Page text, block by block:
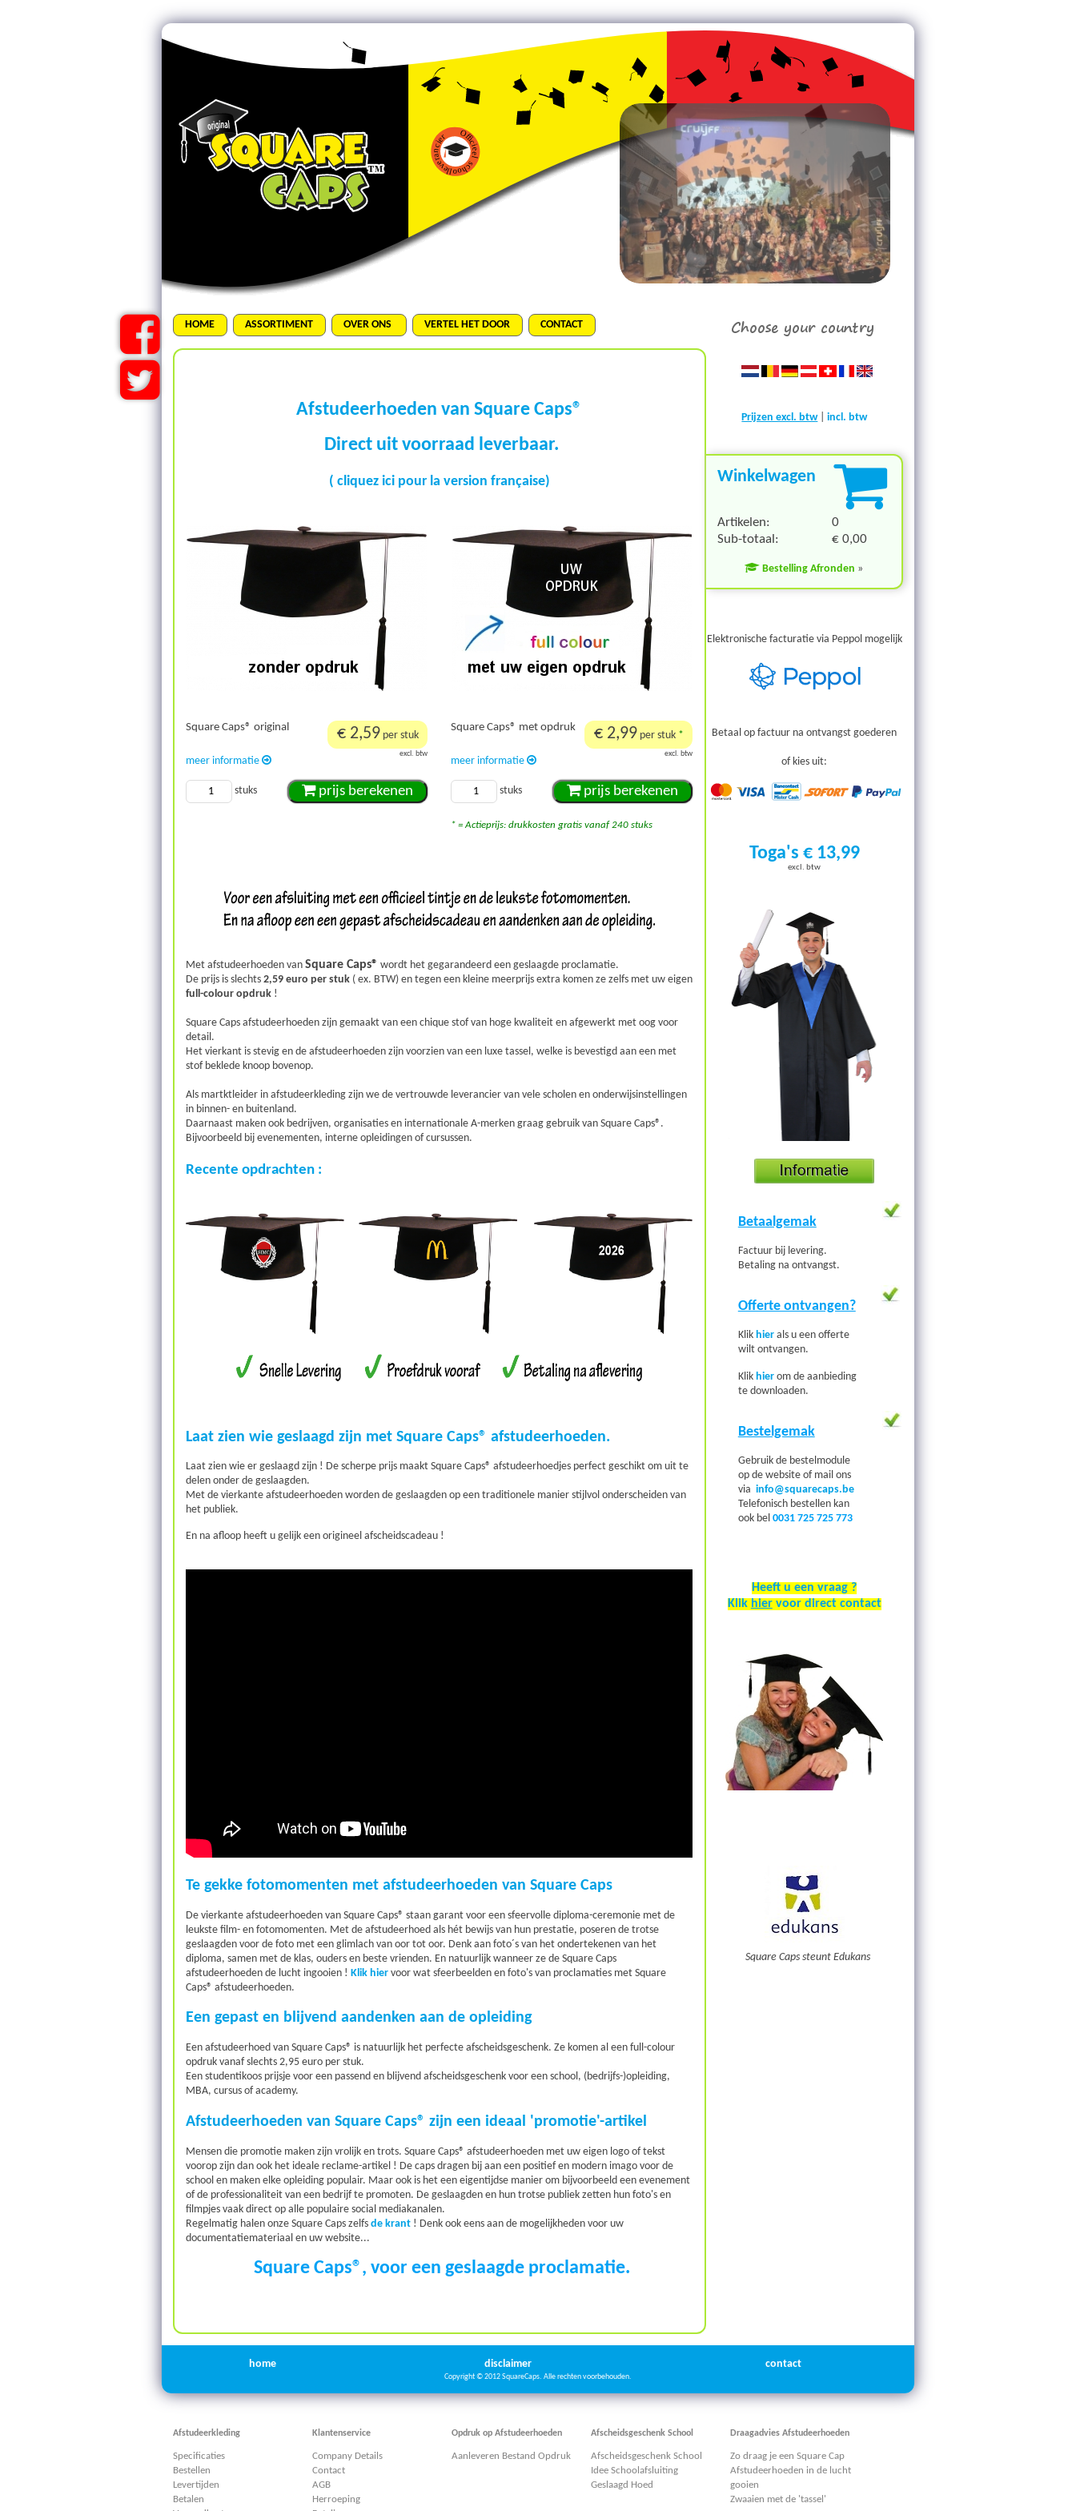
HOME ASSORTIMENT OVER ONS VERTEL HET DOOR CONTACT
Afstudeerhoeden van Square Caps®
Direct uit voorraad leverbaar.
( cliquez ici pour la version française)
Square Caps® original € 2,59 per stuk
excl. btw
meer informatie
stuks prijs berekenen
Square Caps® met opdruk € 2,99 per stuk *
excl. btw
meer informatie
stuks prijs berekenen
* = Actieprijs: drukkosten gratis vanaf 240 stuks
Met afstudeerhoeden vanSquare Caps® wordt het gegarandeerd een geslaagde proclamatie.
De prijs is slechts2,59 euro per stuk ( ex. BTW) en tegen een kleine meerprijs extra komen ze zelfs met uw eigen
full-colour opdruk !
Square Caps afstudeerhoeden zijn gemaakt van een chique stof van hoge kwaliteit en afgewerkt met oog voor
detail.
Het vierkant is stevig en de afstudeerhoeden zijn voorzien van een luxe tassel, welke is bevestigd aan een met
stof beklede knoop bovenop.
Als martktleider in afstudeerkleding zijn we de vertrouwde leverancier van vele scholen en onderwijsinstellingen
in binnen- en buitenland.
Daarnaast maken ook bedrijven, organisaties en internationale A-merken graag gebruik van Square Caps®.
Bijvoorbeeld bij evenementen, interne opleidingen of cursussen.
Recente opdrachten :
Laat zien wie geslaagd zijn met Square Caps® afstudeerhoeden.
Laat zien wie er geslaagd zijn ! De scherpe prijs maakt Square Caps® afstudeerhoedjes perfect geschikt om uit te
delen onder de geslaagden.
Met de vierkante afstudeerhoeden worden de geslaagden op een traditionele manier stijlvol onderscheiden van
het publiek.
En na afloop heeft u gelijk een origineel afscheidscadeau !
Te gekke fotomomenten met afstudeerhoeden van Square Caps
De vierkante afstudeerhoeden van Square Caps® staan garant voor een sfeervolle diploma-ceremonie met de
leukste film- en fotomomenten. Met de afstudeerhoed als hét bewijs van hun prestatie, poseren de trotse
geslaagden voor de foto met een glimlach van oor tot oor. Denk aan foto´s van het ondertekenen van het
diploma, samen met de klas, ouders en beste vrienden. En natuurlijk wanneer ze de Square Caps
afstudeerhoeden de lucht ingooien !Klik hier voor wat sfeerbeelden en foto's van proclamaties met Square
Caps® afstudeerhoeden.
Een gepast en blijvend aandenken aan de opleiding
Een afstudeerhoed van Square Caps® is natuurlijk het perfecte afscheidsgeschenk. Ze komen al een full-colour
opdruk vanaf slechts 2,95 euro per stuk.
Een studentikoos prijsje voor een passend en blijvend afscheidsgeschenk voor een school, (bedrijfs-)opleiding,
MBA, cursus of academy.
Afstudeerhoeden van Square Caps® zijn een ideaal 'promotie'-artikel
Mensen die promotie maken zijn vrolijk en trots. Square Caps® afstudeerhoeden met uw eigen logo of tekst
voorop zijn dan ook het ideale reclame-artikel ! De caps dragen bij aan een positief en modern imago voor de
school en maken elke opleiding populair. Maar ook is het een eigentijdse manier om bijvoorbeeld een evenement
of de professionaliteit van een bedrijf te promoten. De geslaagden en hun trotse publiek zetten hun foto's en
filmpjes vaak direct op alle populaire social mediakanalen.
Regelmatig halen onze Square Caps zelfsde krant ! Denk ook eens aan de mogelijkheden voor uw
documentatiemateriaal en uw website...
Square Caps®, voor een geslaagde proclamatie.
Prijzen excl. btw|incl. btw
Winkelwagen
Artikelen:
0
Sub-totaal:
€ 0,00
Bestelling Afronden »
Elektronische facturatie via Peppol mogelijk
Betaal op factuur na ontvangst goederen
of kies uit:
Toga's € 13,99
excl. btw
Betaalgemak
Factuur bij levering.
Betaling na ontvangst.
Offerte ontvangen?
Klik hier als u een offerte
wilt ontvangen.
Klik hier om de aanbieding
te downloaden.
Bestelgemak
Gebruik de bestelmodule
op de website of mail ons
via info@squarecaps.be
Telefonisch bestellen kan
ook bel 0031 725 725 773
Heeft u een vraag ?
Klik hiervoor direct contact
Square Caps steunt Edukans
home disclaimer contact
Copyright © 2012 SquareCaps. Alle rechten voorbehouden.
Afstudeerkleding
Specificaties
Bestellen
Levertijden
Betalen
Klantenservice
Company Details
Contact
AGB
Herroeping
Opdruk op Afstudeerhoeden
Aanleveren Bestand Opdruk
Afscheidsgeschenk School
Afscheidsgeschenk School
Idee Schoolafsluiting
Geslaagd Hoed
Draagadvies Afstudeerhoeden
Zo draag je een Square Cap
Afstudeerhoeden in de lucht
gooien
Zwaaien met de 'tassel'